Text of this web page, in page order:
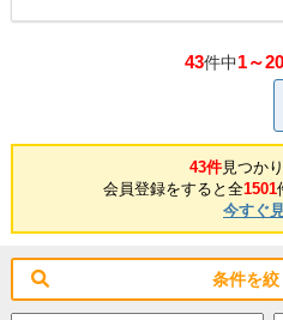
43件中1～
43件見つか
会員登録をすると全1501
今すぐ
条件を